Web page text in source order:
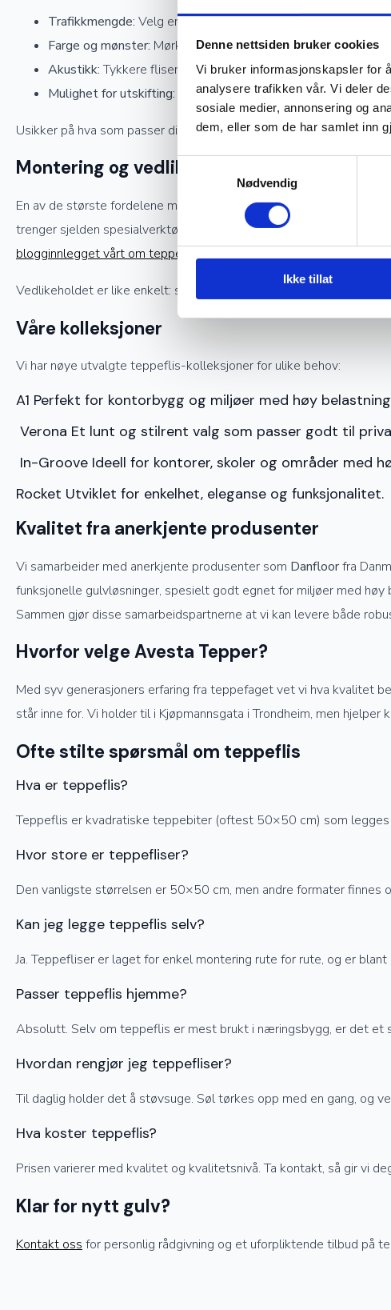
Denne nettsiden bruker cookies
Vi bruker informasjonskapsler for
analysere trafikken vår. Vi deler
sosiale medier, annonsering og
dem, eller som de har samlet inn
Samtykkevalg
Nødvendig
Ikke tillat
Trafikkmengde: Velg en robust kvalitet til rom med mye
Farge og mønster: Mørke og melerte fliser skjuler smuss
Akustikk:Tykkere fliser demper lyd bedre – verdt å tenke på
Mulighet for utskifting: Skal gulvet tåle søl og slitasje, er
Usikker på hva som passer ditt rom? Vi gir deg gjerne personlig
Montering og vedlikehold
En av de største fordelene med teppeflis er hvor enkelt det er å
trenger sjelden spesialverktøy, og kappingen langs kantene er
blogginnlegget vårt om teppeflis
Vedlikeholdet er like enkelt: støvsug jevnlig, tørk opp søl med en
Våre kolleksjoner
Vi har nøye utvalgte teppeflis-kolleksjoner for ulike behov:
A1 Perfekt for kontorbygg og miljøer med høy
Verona Et lunt og stilrent valg som passer godt til
In-Groove Ideell for kontorer, skoler og områder med
Rocket Utviklet for enkelhet, eleganse og funksjonalitet.
Kvalitet fra anerkjente produsenter
Vi samarbeider med anerkjente produsenter som Danfloorfra
funksjonelle gulvløsninger, spesielt godt egnet for miljøer med
Sammen gjør disse samarbeidspartnerne at vi kan levere både
Hvorfor velge Avesta Tepper?
Med syv generasjoners erfaring fra teppefaget vet vi hva kvalitet
står inne for. Vi holder til i Kjøpmannsgata i Trondheim, men
Ofte stilte spørsmål om teppeflis
Hva er teppeflis?
Teppeflis er kvadratiske teppebiter (oftest 50×50 cm) som
Hvor store er teppefliser?
Den vanligste størrelsen er 50×50 cm, men andre formater
Kan jeg legge teppeflis selv?
Ja. Teppefliser er laget for enkel montering rute for rute, og er
Passer teppeflis hjemme?
Absolutt. Selv om teppeflis er mest brukt i næringsbygg, er det et
Hvordan rengjør jeg teppefliser?
Til daglig holder det å støvsuge. Søl tørkes opp med en gang, og
Hva koster teppeflis?
Prisen varierer med kvalitet og kvalitetsnivå. Ta kontakt, så gir vi
Klar for nytt gulv?
Kontakt oss for personlig rådgivning og et uforpliktende tilbud på